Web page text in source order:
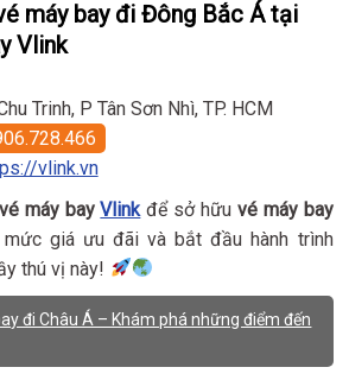
máy bay đi Đông Bắc Á tại
Vlink
Trinh, P Tân Sơn Nhì, TP. HCM
vlink.vn
máy bayVlink để sở hữu vé máy bay
giá ưu đãi và bắt đầu hành trình
thú vị này!
đi Châu Á – Khám phá những điểm đến